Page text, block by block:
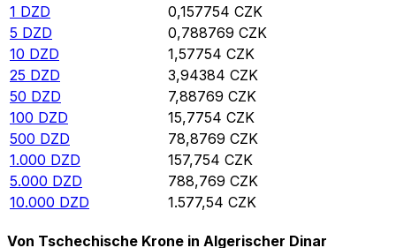
1 DZD 0,157754 CZK
5 DZD 0,788769 CZK
10 DZD 1,57754 CZK
25 DZD 3,94384 CZK
50 DZD 7,88769 CZK
100 DZD 15,7754 CZK
500 DZD 78,8769 CZK
1.000 DZD 157,754 CZK
5.000 DZD 788,769 CZK
10.000 DZD 1.577,54 CZK
Von Tschechische Krone in Algerischer Dinar